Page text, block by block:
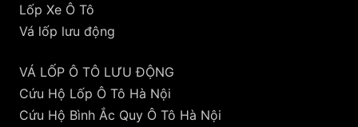
Lốp Xe Ô Tô
Vá lốp lưu động
VÁ LỐP Ô TÔ LƯU ĐỘNG
Cứu Hộ Lốp Ô Tô Hà Nội
Cứu Hộ Bình Ắc Quy Ô Tô Hà Nội